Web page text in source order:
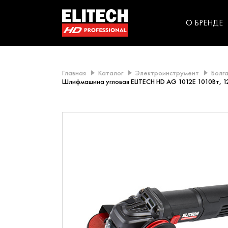
О БРЕНДЕ
Главная Каталог Электроинструмент
Шлифмашина угловая ELITECH HD AG 1012E 1010Вт,